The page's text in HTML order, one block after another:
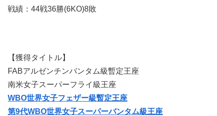
戦績：44戦36勝(6KO)8敗
【獲得タイトル】
FABアルゼンチンバンタム級暫定王座
南米女子スーパーフライ級王座
WBO世界女子フェザー級暫定王座
第9代WBO世界女子スーパーバンタム級王座